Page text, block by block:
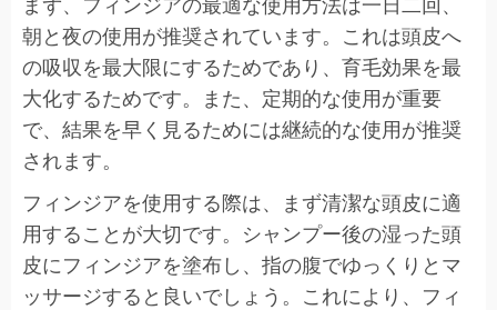
朝と夜の使用が推奨されています。これは頭皮へ
の吸収を最大限にするためであり、育毛効果を最
大化するためです。また、定期的な使用が重要
で、結果を早く見るためには継続的な使用が推奨
されます。
フィンジアを使用する際は、まず清潔な頭皮に適
用することが大切です。シャンプー後の湿った頭
皮にフィンジアを塗布し、指の腹でゆっくりとマ
ッサージすると良いでしょう。これにより、フィ